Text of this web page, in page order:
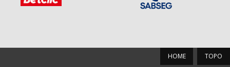
TOPO
HOME